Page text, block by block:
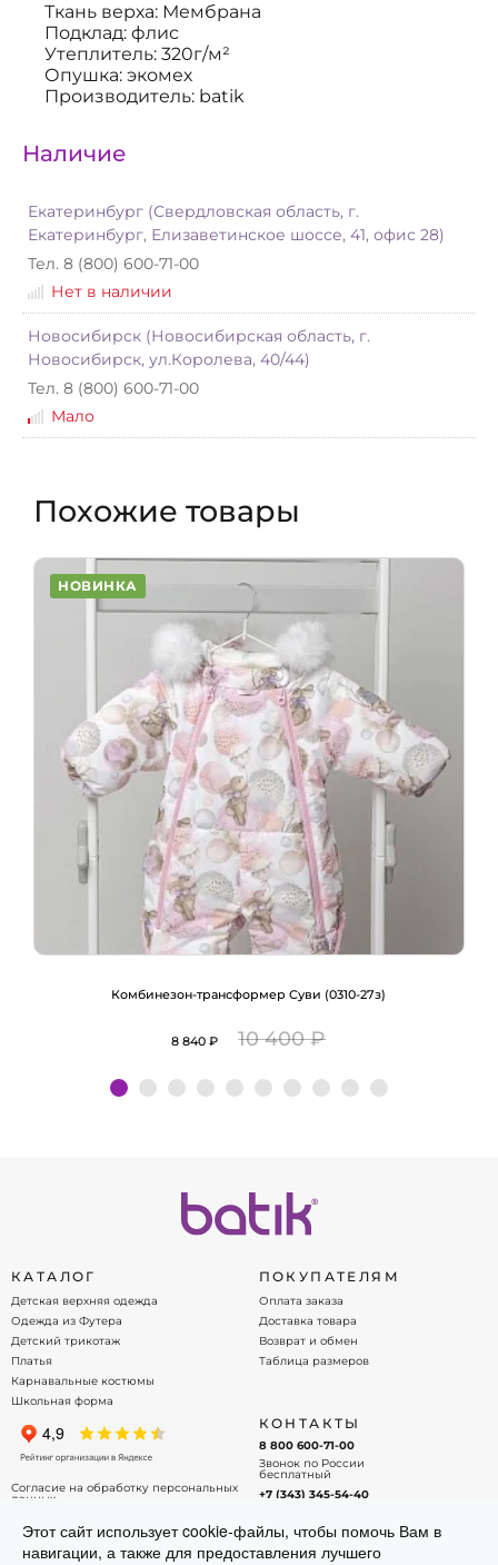
Ткань верха: Мембрана
Подклад: флис
Утеплитель: 320г/м²
Опушка: экомех
Производитель: batik
Наличие
Екатеринбург (Свердловская область, г.
Екатеринбург, Елизаветинское шоссе, 41, офис 28)
Тел. 8 (800) 600-71-00
Нет в наличии
Новосибирск (Новосибирская область, г.
Новосибирск, ул.Королева, 40/44)
Тел. 8 (800) 600-71-00
Мало
Похожие товары
НОВИНКА
Комбинезон-трансформер Суви (0310-27з)
8 840 ₽ 10 400 ₽
Подробнее
КАТАЛОГ
Детская верхняя одежда
Одежда из Футера
Детский трикотаж
Платья
Карнавальные костюмы
Школьная форма
ПОКУПАТЕЛЯМ
Оплата заказа
Доставка товара
Возврат и обмен
Таблица размеров
Согласие на обработку персональных
данных
КОНТАКТЫ
8 800 600-71-00
Звонок по России
бесплатный
+7 (343) 345-54-40
info@batik.ru
Напишите нам на почту!
Этот сайт использует cookie-файлы, чтобы помочь Вам в
навигации, а также для предоставления лучшего